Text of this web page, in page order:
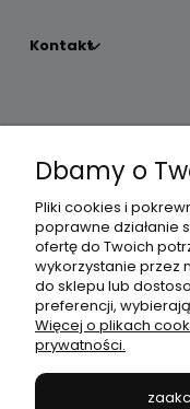
Kontakt
Dbamy o
Pliki cookies i
poprawne działanie
ofertę do Twoich
wykorzystanie przez
do sklepu lub
preferencji,
Więcej o plikach
prywatności.